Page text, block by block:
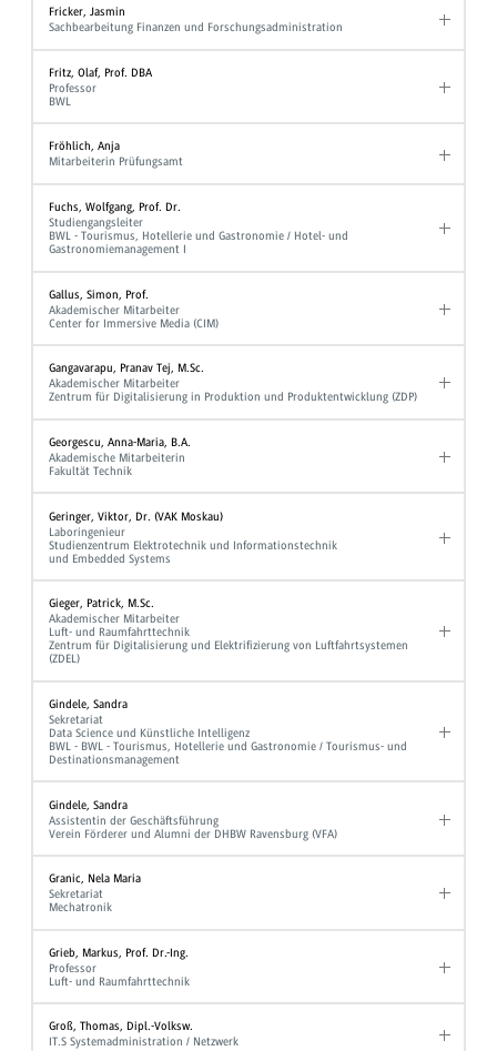
Fricker, Jasmin
Sachbearbeitung Finanzen und Forschungsadministration
Fritz, Olaf, Prof. DBA
Professor
BWL
Fröhlich, Anja
Mitarbeiterin Prüfungsamt
Fuchs, Wolfgang, Prof. Dr.
Studiengangsleiter
BWL - Tourismus, Hotellerie und Gastronomie / Hotel- und
Gastronomiemanagement I
Gallus, Simon, Prof.
Akademischer Mitarbeiter
Center for Immersive Media (CIM)
Gangavarapu, Pranav Tej, M.Sc.
Akademischer Mitarbeiter
Zentrum für Digitalisierung in Produktion und Produktentwicklung (ZDP)
Georgescu, Anna-Maria, B.A.
Akademische Mitarbeiterin
Fakultät Technik
Geringer, Viktor, Dr. (VAK Moskau)
Laboringenieur
Studienzentrum Elektrotechnik und Informationstechnik
und Embedded Systems
Gieger, Patrick, M.Sc.
Akademischer Mitarbeiter
Luft- und Raumfahrttechnik
Zentrum für Digitalisierung und Elektrifizierung von Luftfahrtsystemen
(ZDEL)
Gindele, Sandra
Sekretariat
Data Science und Künstliche Intelligenz
BWL - BWL - Tourismus, Hotellerie und Gastronomie / Tourismus- und
Destinationsmanagement
Gindele, Sandra
Assistentin der Geschäftsführung
Verein Förderer und Alumni der DHBW Ravensburg (VFA)
Granic, Nela Maria
Sekretariat
Mechatronik
Grieb, Markus, Prof. Dr.-Ing.
Professor
Luft- und Raumfahrttechnik
Groß, Thomas, Dipl.-Volksw.
IT.S Systemadministration / Netzwerk